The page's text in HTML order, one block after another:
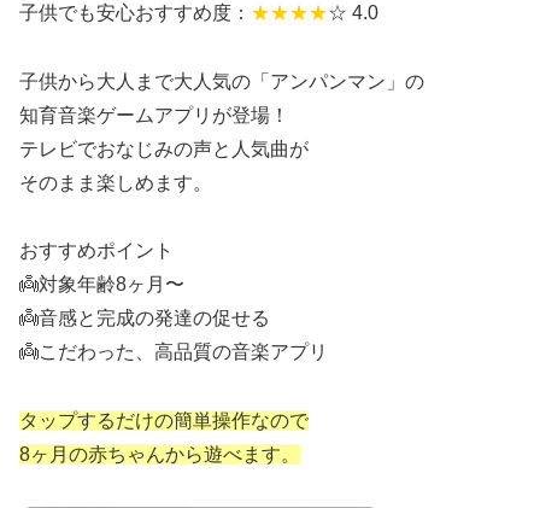
子供でも安心おすすめ度： ★★★★☆ 4.0
子供から大人まで大人気の「アンパンマン」の
知育音楽ゲームアプリが登場！
テレビでおなじみの声と人気曲が
そのまま楽しめます。
おすすめポイント
👼対象年齢8ヶ月〜
👼音感と完成の発達の促せる
👼こだわった、高品質の音楽アプリ
タップするだけの簡単操作なので
8ヶ月の赤ちゃんから遊べます。